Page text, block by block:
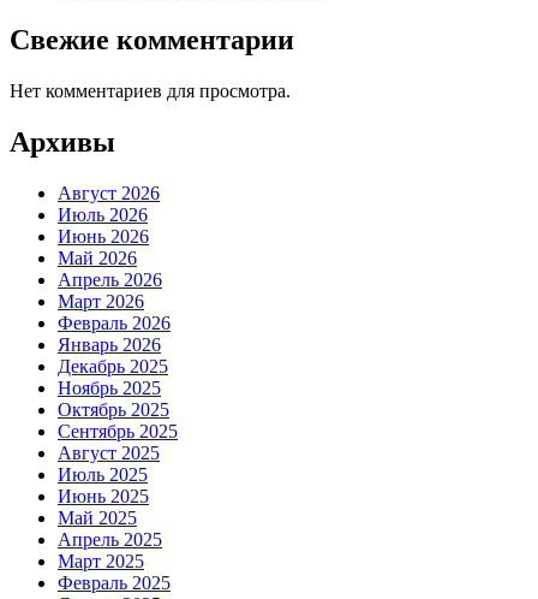
Свежие комментарии
Нет комментариев для просмотра.
Архивы
Август 2026
Июль 2026
Июнь 2026
Май 2026
Апрель 2026
Март 2026
Февраль 2026
Январь 2026
Декабрь 2025
Ноябрь 2025
Октябрь 2025
Сентябрь 2025
Август 2025
Июль 2025
Июнь 2025
Май 2025
Апрель 2025
Март 2025
Февраль 2025